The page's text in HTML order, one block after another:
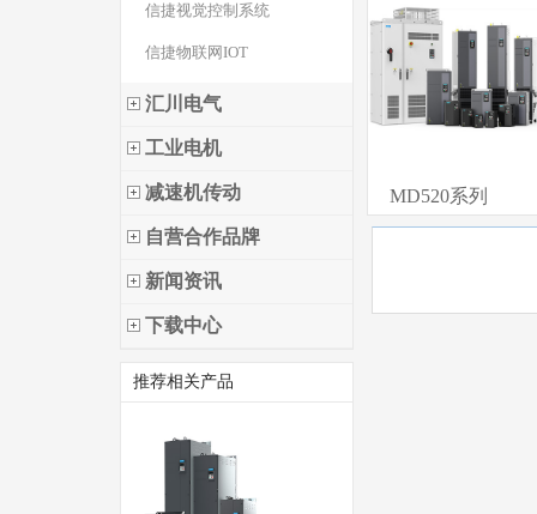
信捷视觉控制系统
信捷物联网IOT
汇川电气
工业电机
减速机传动
自营合作品牌
新闻资讯
下载中心
推荐相关产品
MD520系列